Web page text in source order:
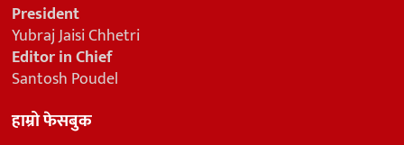
President
Yubraj Jaisi Chhetri
Editor in Chief
Santosh Poudel
हाम्रो फेसबुक